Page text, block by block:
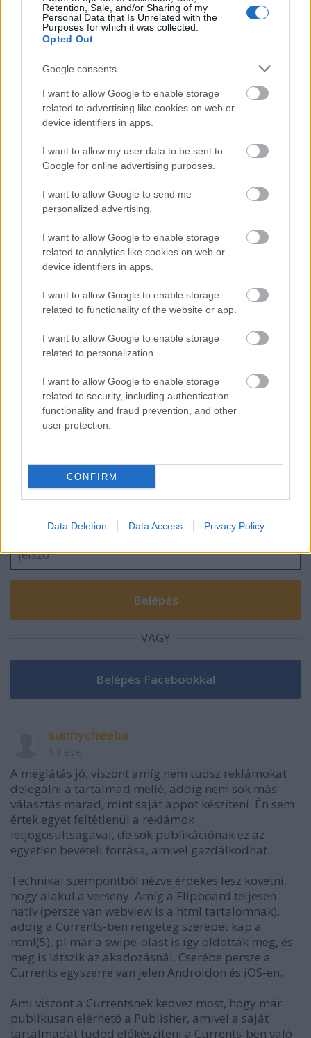
Retention, Sale, and/or Sharing of my
Personal Data that Is Unrelated with the
Purposes for which it was collected.
Opted Out
Google consents
I want to allow Google to enable storage
related to advertising like cookies on web or
device identifiers in apps.
I want to allow my user data to be sent to
Google for online advertising purposes.
I want to allow Google to send me
personalized advertising.
I want to allow Google to enable storage
related to analytics like cookies on web or
device identifiers in apps.
I want to allow Google to enable storage
related to functionality of the website or app.
I want to allow Google to enable storage
related to personalization.
I want to allow Google to enable storage
related to security, including authentication
functionality and fraud prevention, and other
user protection.
CONFIRM
Data Deletion Data Access Privacy Policy
Ajánlott bejegyzések:
Vadiúj iPhone 6 vagy szervizelt Nexus 5?
Az egyik legmenőbb app dizájner
Slow UX: adaptív felhasználói élmény és
TheGrid.io
Ello.co: fekete-fehér hipszter
Apple Watch: a töltőmániás Luis Vuitton-
generáció megméri a pulzusát
Szólj hozzá!
A hozzászóláshoz be kell lépned!
VAGY
sunnycheeba
A meglátás jó, viszont amíg nem tudsz reklámokat
delegálni a tartalmad mellé, addig nem sok más
választás marad, mint saját appot készíteni. Én sem
értek egyet feltétlenül a reklámok
létjogosultságával, de sok publikációnak ez az
egyetlen bevételi forrása, amivel gazdálkodhat.
Technikai szempontból nézve érdekes lesz követni,
hogy alakul a verseny. Amíg a Flipboard teljesen
natív (persze van webview is a html tartalomnak),
addig a Currents-ben rengeteg szerepet kap a
html(5), pl már a swipe-olást is így oldották meg, és
meg is látszik az akadozásnál. Cserébe persze a
Currents egyszerre van jelen Androidon és iOS-en.
Ami viszont a Currentsnek kedvez most, hogy már
publikusan elérhető a Publisher, amivel a saját
tartalmadat tudod előkészíteni a Currents-ben való